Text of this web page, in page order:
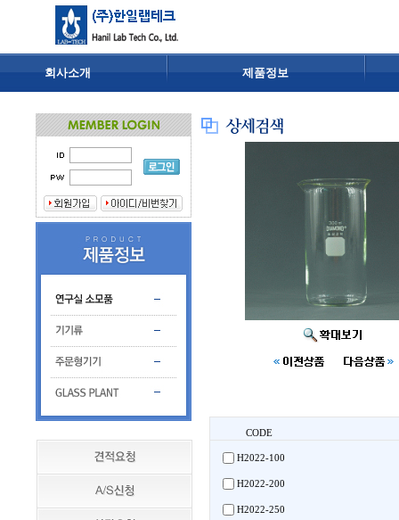
회사소개 제품정보
CODE
H2022-100
H2022-200
H2022-250